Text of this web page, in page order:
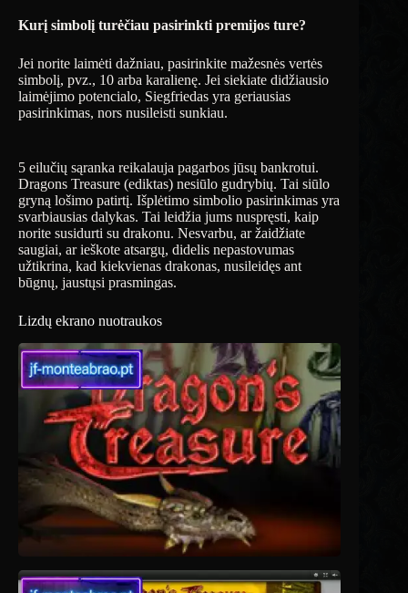
Kurį simbolį turėčiau pasirinkti premijos ture?
Jei norite laimėti dažniau, pasirinkite mažesnės vertės
simbolį, pvz., 10 arba karalienę. Jei siekiate didžiausio
laimėjimo potencialo, Siegfriedas yra geriausias
pasirinkimas, nors nusileisti sunkiau.
5 eilučių sąranka reikalauja pagarbos jūsų bankrotui.
Dragons Treasure (ediktas) nesiūlo gudrybių. Tai siūlo
gryną lošimo patirtį. Išplėtimo simbolio pasirinkimas yra
svarbiausias dalykas. Tai leidžia jums nuspręsti, kaip
norite susidurti su drakonu. Nesvarbu, ar žaidžiate
saugiai, ar ieškote atsargų, didelis nepastovumas
užtikrina, kad kiekvienas drakonas, nusileidęs ant
būgnų, jaustųsi prasmingas.
Lizdų ekrano nuotraukos